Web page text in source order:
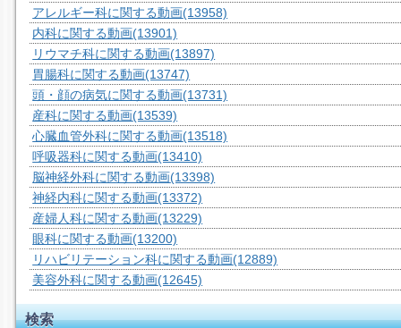
アレルギー科に関する動画(13958)
内科に関する動画(13901)
リウマチ科に関する動画(13897)
胃腸科に関する動画(13747)
頭・顔の病気に関する動画(13731)
産科に関する動画(13539)
心臓血管外科に関する動画(13518)
呼吸器科に関する動画(13410)
脳神経外科に関する動画(13398)
神経内科に関する動画(13372)
産婦人科に関する動画(13229)
眼科に関する動画(13200)
リハビリテーション科に関する動画(12889)
美容外科に関する動画(12645)
検索